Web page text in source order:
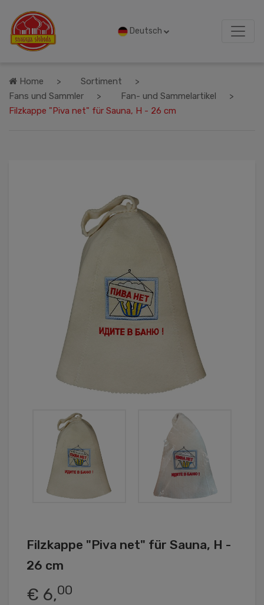
Deutsch
Home
Sortiment
Fans und Sammler
Fan- und Sammelartikel
Filzkappe "Piva net" für Sauna, H - 26 cm
Filzkappe "Piva net" für Sauna, H -
26 cm
€ 6,00